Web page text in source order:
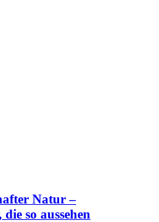
Natur –
so aussehen